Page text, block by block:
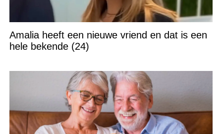
Amalia heeft een nieuwe vriend en dat is een
hele bekende (24)